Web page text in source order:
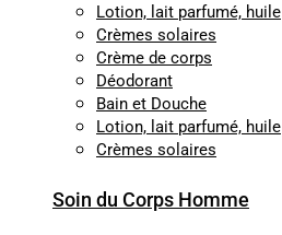
Lotion, lait parfumé, huile
Crèmes solaires
Crème de corps
Déodorant
Bain et Douche
Lotion, lait parfumé, huile
Crèmes solaires
Soin du Corps Homme